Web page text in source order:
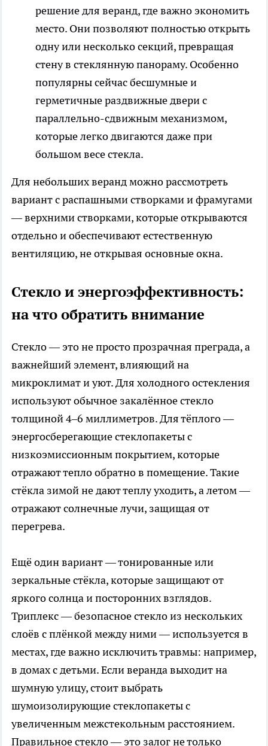
решение для веранд, где важно экономить
место. Они позволяют полностью открыть
одну или несколько секций, превращая
стену в стеклянную панораму. Особенно
популярны сейчас бесшумные и
герметичные раздвижные двери с
параллельно-сдвижным механизмом,
которые легко двигаются даже при
большом весе стекла.
Для небольших веранд можно рассмотреть
вариант с распашными створками и фрамугами
— верхними створками, которые открываются
отдельно и обеспечивают естественную
вентиляцию, не открывая основные окна.
Стекло и энергоэффективность:
на что обратить внимание
Стекло — это не просто прозрачная преграда, а
важнейший элемент, влияющий на
микроклимат и уют. Для холодного остекления
используют обычное закалённое стекло
толщиной 4–6 миллиметров. Для тёплого —
энергосберегающие стеклопакеты с
низкоэмиссионным покрытием, которые
отражают тепло обратно в помещение. Такие
стёкла зимой не дают теплу уходить, а летом —
отражают солнечные лучи, защищая от
перегрева.
Ещё один вариант — тонированные или
зеркальные стёкла, которые защищают от
яркого солнца и посторонних взглядов.
Триплекс — безопасное стекло из нескольких
слоёв с плёнкой между ними — используется в
местах, где важно исключить травмы: например,
в домах с детьми. Если веранда выходит на
шумную улицу, стоит выбрать
шумоизолирующие стеклопакеты с
увеличенным межстекольным расстоянием.
Правильное стекло — это залог не только